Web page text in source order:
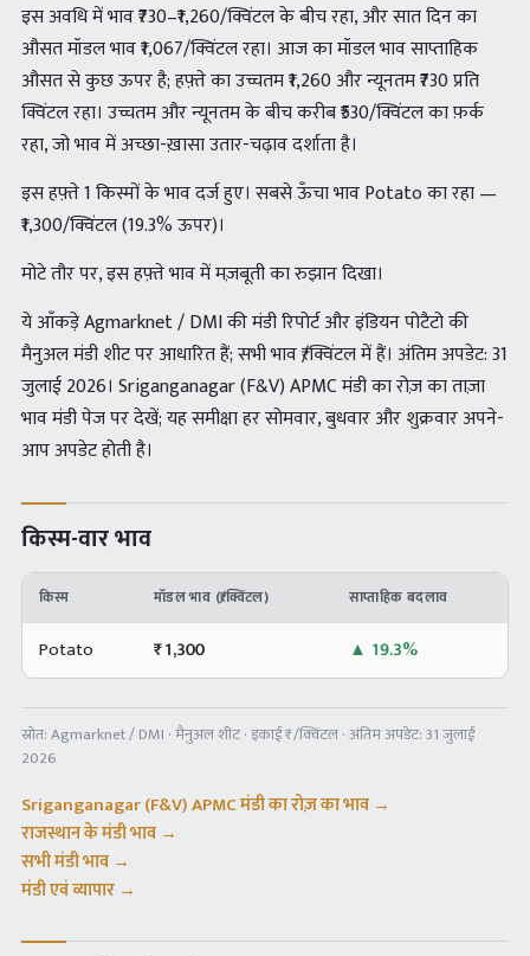
इस अवधि में भाव ₹730–₹1,260/क्विंटल के बीच रहा, और सात दिन का
औसत मॉडल भाव ₹1,067/क्विंटल रहा। आज का मॉडल भाव साप्ताहिक
औसत से कुछ ऊपर है; हफ़्ते का उच्चतम ₹1,260 और न्यूनतम ₹730 प्रति
क्विंटल रहा। उच्चतम और न्यूनतम के बीच करीब ₹530/क्विंटल का फ़र्क
रहा, जो भाव में अच्छा-ख़ासा उतार-चढ़ाव दर्शाता है।
इस हफ़्ते 1 किस्मों के भाव दर्ज हुए। सबसे ऊँचा भाव Potato का रहा —
₹1,300/क्विंटल (19.3% ऊपर)।
मोटे तौर पर, इस हफ़्ते भाव में मज़बूती का रुझान दिखा।
ये आँकड़े Agmarknet / DMI की मंडी रिपोर्ट और इंडियन पोटैटो की
मैनुअल मंडी शीट पर आधारित हैं; सभी भाव ₹/क्विंटल में हैं। अंतिम अपडेट: 31
जुलाई 2026। Sriganganagar (F&V) APMC मंडी का रोज़ का ताज़ा
भाव मंडी पेज पर देखें; यह समीक्षा हर सोमवार, बुधवार और शुक्रवार अपने-
आप अपडेट होती है।
किस्म-वार भाव
किस्म मॉडल भाव (₹/क्विंटल) साप्ताहिक बदलाव
Potato ₹1,300 ▲ 19.3%
स्रोत:Agmarknet / DMI · मैनुअल शीट· इकाई ₹/क्विंटल · अंतिम अपडेट:31 जुलाई
2026
Sriganganagar (F&V) APMCमंडी का रोज़ का भाव →
राजस्थानके मंडी भाव →
सभी मंडी भाव →
मंडी एवं व्यापार →